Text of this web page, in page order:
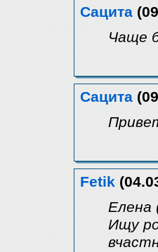
Сацита
Чаще
Сацита
Fetik
Елена
Ищу